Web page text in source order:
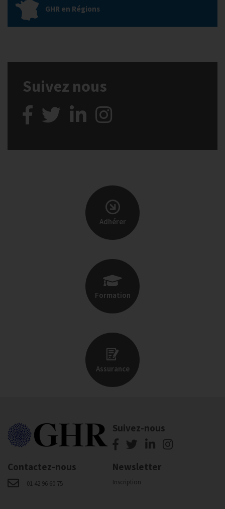
GHR en Régions
Suivez nous
Adhérer
Formation
Assurance
Suivez-nous
Contactez-nous
01 42 96 60 75
Newsletter
Inscription